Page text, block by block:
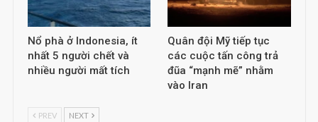
Nổ phà ở Indonesia, ít
nhất 5 người chết và
nhiều người mất tích
Quân đội Mỹ tiếp tục
các cuộc tấn công trả
đũa “mạnh mẽ” nhằm
vào Iran
PREV NEXT